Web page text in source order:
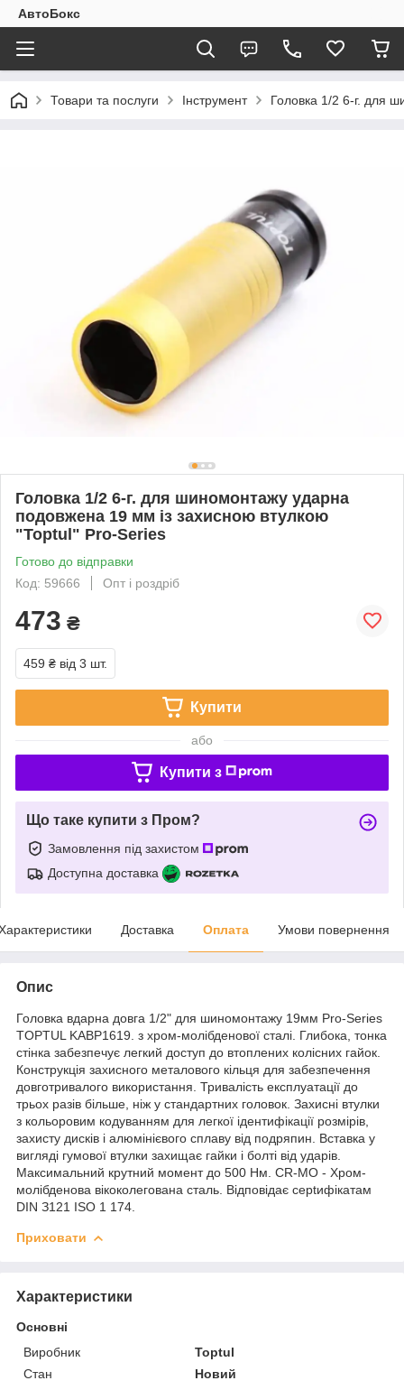
АвтоБокс
Товари та послуги Інструмент Головка 1/2 6-г. для
Головка 1/2 6-г. для шиномонтажу ударна
подовжена 19 мм із захисною втулкою
"Toptul" Pro-Series
Готово до відправки
Код: 59666
Опт і роздріб
473 ₴
459 ₴ від 3 шт.
Купити
або
Купити з
Що таке купити з Пром?
Замовлення під захистом
Доступна доставка
Доставка Оплата Умови повернення
Опис
Головка вдарна довга 1/2" для шиномонтажу 19мм Pro-Series
TOPTUL KABP1619. з xром-молібденової сталі. Глибока, тонка
стінка забезпечує легкий доступ до втоплених колісних гайок.
Конструкція захисного металового кільця для забезпечення
довготривалого використання. Тривалість експлуатації до
трьох разів більше, ніж у стандартних головок. Захисні втулки
з кольоровим кодуванням для легкої ідентифікації розмірів,
захисту дисків і алюмінієвого сплаву від подряпин. Вставка у
вигляді гумової втулки захищає гайки і болті від ударів.
Максимальний крутний момент до 500 Hм. CR-MO - Хром-
молібденова вікоколегована сталь. Bідповідaє ceptифікатам
DIN З121 ISO 1 174.
Приховати
Характеристики
Основні
Виробник
Toptul
Стан
Новий